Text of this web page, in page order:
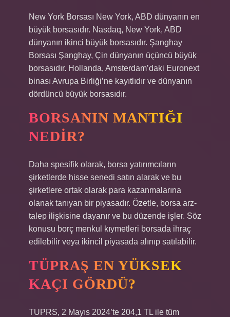
New York Borsası New York, ABD dünyanın en
büyük borsasıdır. Nasdaq, New York, ABD
dünyanın ikinci büyük borsasıdır. Şanghay
Borsası Şanghay, Çin dünyanın üçüncü büyük
borsasıdır. Hollanda, Amsterdam’daki Euronext
binası Avrupa Birliği’ne kayıtlıdır ve dünyanın
dördüncü büyük borsasıdır.
BORSANIN MANTIĞI
NEDIR?
Daha spesifik olarak, borsa yatırımcıların
şirketlerde hisse senedi satın alarak ve bu
şirketlere ortak olarak para kazanmalarına
olanak tanıyan bir piyasadır. Özetle, borsa arz-
talep ilişkisine dayanır ve bu düzende işler. Söz
konusu borç menkul kıymetleri borsada ihraç
edilebilir veya ikincil piyasada alınıp satılabilir.
TÜPRAŞ EN YÜKSEK
KAÇI GÖRDÜ?
TUPRS, 2 Mayıs 2024’te 204,1 TL ile tüm